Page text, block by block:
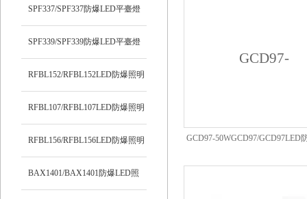
SPF337/SPF337防爆LED平臺燈
SPF339/SPF339防爆LED平臺燈
RFBL152/RFBL152LED防爆照明
燈
RFBL107/RFBL107LED防爆照明
燈
RFBL156/RFBL156LED防爆照明
燈
BAX1401/BAX1401防爆LED照
GCD97-50WGCD97/GCD97LED